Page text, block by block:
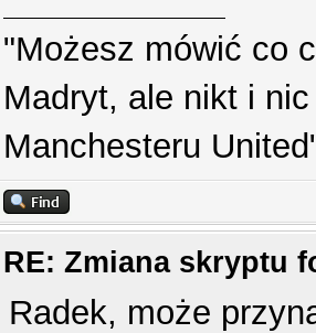
"Możesz mówić co
Madryt, ale nikt i
Manchesteru
RE: Zmiana skryptu
Radek, może